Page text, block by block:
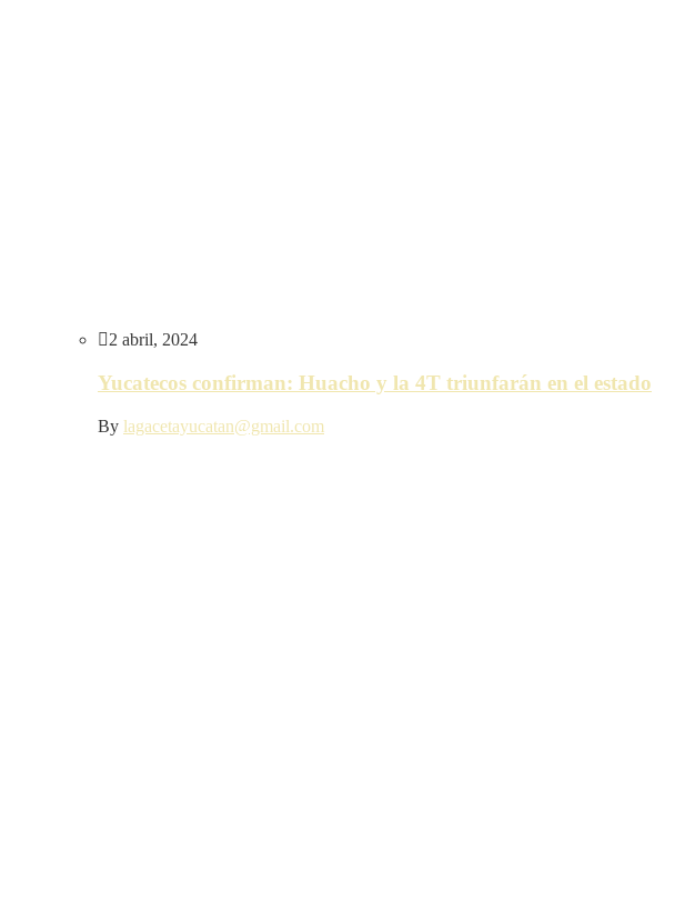
2 abril, 2024
Yucatecos confirman: Huacho y la 4T triunfarán en el estado
By lagacetayucatan@gmail.com